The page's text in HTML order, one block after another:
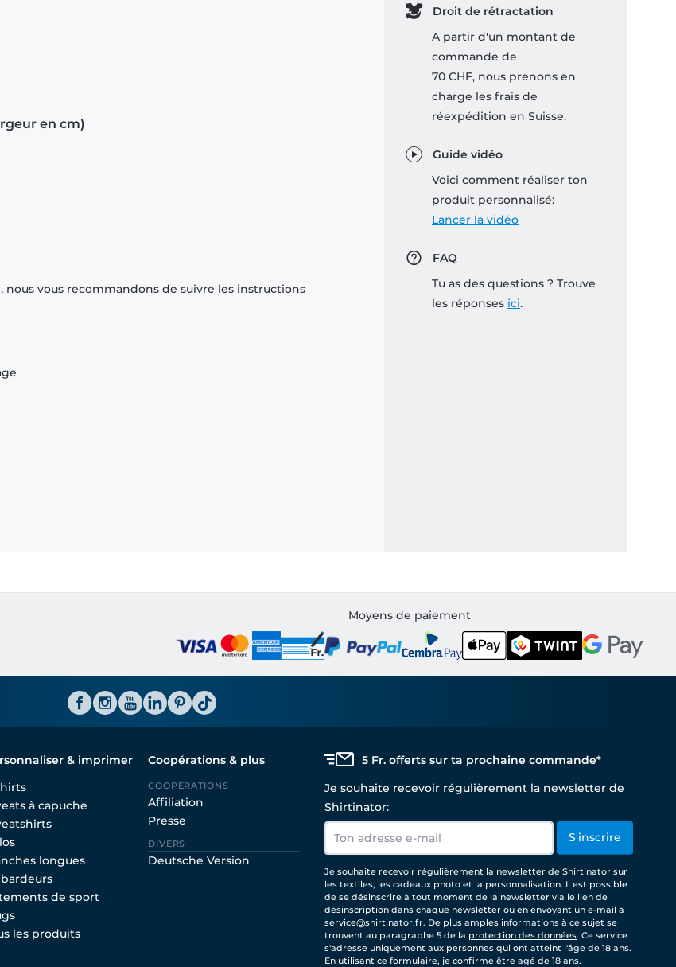
en cm)
vous recommandons de suivre les instructions
Droit de rétractation
A partir d'un montant de
commande de
70 CHF, nous prenons en
charge les frais de
réexpédition en Suisse.
Guide vidéo
Voici comment réaliser ton
produit personnalisé:
Lancer la vidéo
FAQ
Tu as des questions ? Trouve
les réponses ici.
Moyens de paiement
& imprimer
à capuche
longues
de sport
les produits
Coopérations & plus
COOPÈRATIONS
Affiliation
Presse
DIVERS
Deutsche Version
5 Fr. offerts sur ta prochaine commande*
Je souhaite recevoir régulièrement la newsletter de
Shirtinator:
S'inscrire
Je souhaite recevoir régulièrement la newsletter de Shirtinator sur
les textiles, les cadeaux photo et la personnalisation. Il est possible
de se désinscrire à tout moment de la newsletter via le lien de
désinscription dans chaque newsletter ou en envoyant un e-mail à
service@shirtinator.fr. De plus amples informations à ce sujet se
trouvent au paragraphe 5 de la protection des données. Ce service
s'adresse uniquement aux personnes qui ont atteint l'âge de 18 ans.
En utilisant ce formulaire, je confirme être agé de 18 ans.